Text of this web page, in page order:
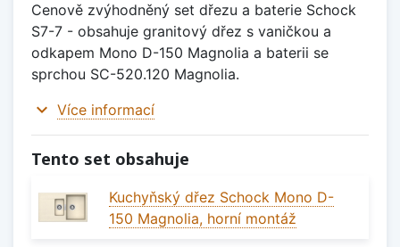
Cenově zvýhodněný set dřezu a baterie Schock
S7-7 - obsahuje granitový dřez s vaničkou a
odkapem Mono D-150 Magnolia a baterii se
sprchou SC-520.120 Magnolia.
expand_more Více informací
Tento set obsahuje
Kuchyňský dřez Schock Mono D-
150 Magnolia, horní montáž